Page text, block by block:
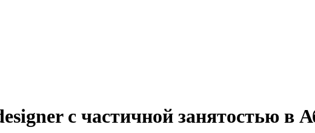
с частичной занятостью в